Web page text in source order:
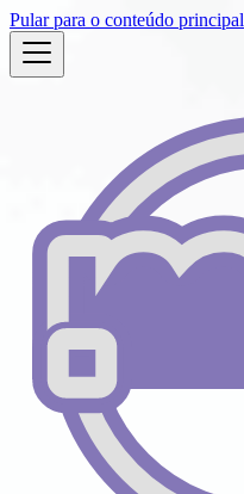
Pular para o conteúdo principal